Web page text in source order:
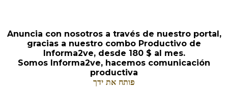
Anuncia con nosotros a través de nuestro portal,
gracias a nuestro combo Productivo de
Informa2ve, desde 180 $ al mes.
Somos Informa2ve, hacemos comunicación
productiva
פותח את ידך